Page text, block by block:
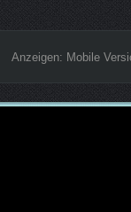
Anzeigen: Mobile